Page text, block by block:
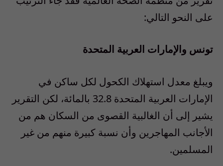
على النحو التالي:
تونس والإمارات العربية المتحدة
ويبلغ معدل استهلاك الكحول لكل ساكن في
الإمارات العربية المتحدة 32.8 بالمائة، لكن التقرير
يشير إلى أن الغالبية القصوى من السكان هم من
الأجانب المهاجرين وأن نسبة كبيرة منهم من غير
المسلمين.